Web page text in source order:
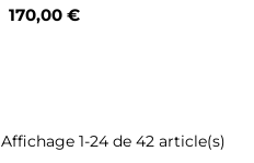
170,00 €
Affichage 1-24 de 42 article(s)